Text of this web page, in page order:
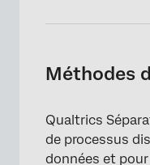
Méthodes
Qualtrics
de processus
données et pour